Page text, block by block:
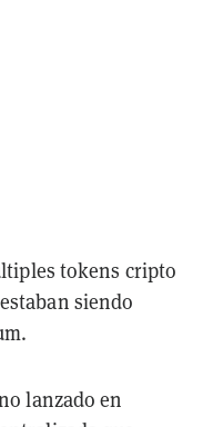
tokens cripto
siendo
lanzado en